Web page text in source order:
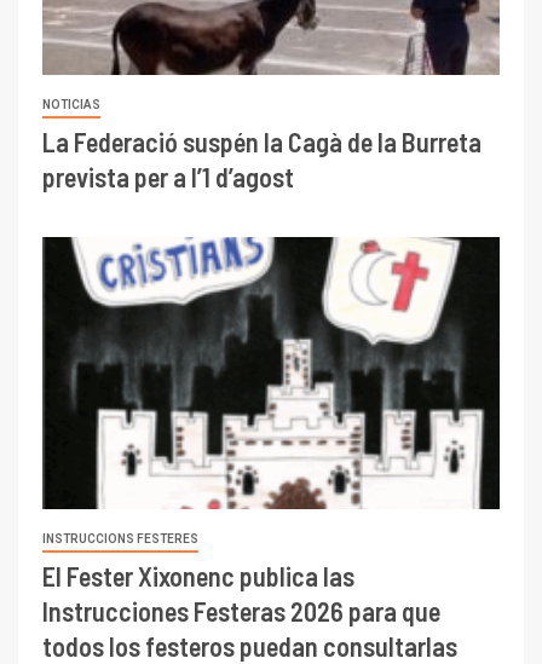
NOTICIAS
La Federació suspén la Cagà de la Burreta
prevista per a l’1 d’agost
INSTRUCCIONS FESTERES
El Fester Xixonenc publica las
Instrucciones Festeras 2026 para que
todos los festeros puedan consultarlas